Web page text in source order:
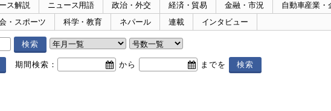
ス解説 ニュース用語 政治・外交 経済・貿易 金融・市況
自動車産業・
・スポーツ 科学・教育 ネパール 連載 インタビュー
期間検索： から までを